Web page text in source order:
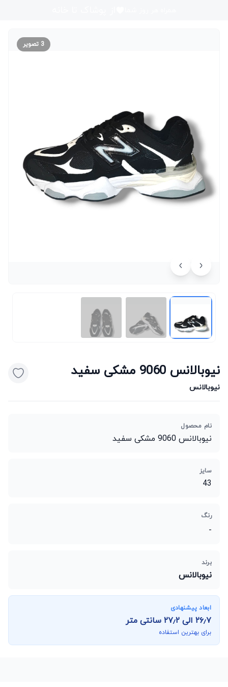
3 تصویر
نیوبالانس 9060 مشکی سفید
نیوبالانس
نام محصول
نیوبالانس 9060 مشکی سفید
سایز
43
رنگ
-
برند
نیوبالانس
ابعاد پیشنهادی
۲۶٫۷ الی۲۷٫۲سانتی متر
برای بهترین استفاده